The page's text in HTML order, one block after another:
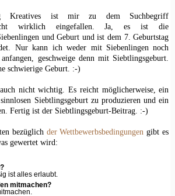
Kreatives ist mir zu dem Suchbegriff
nicht wirklich eingefallen. Ja, es ist die
und Geburt und ist dem 7. Geburtstag
Nur kann ich weder mit Siebenlingen noch
geschweige denn mit Siebtlingsgeburt.
schwierige Geburt. :-)
nicht wichtig. Es reicht möglicherweise, ein
Siebtlingsgeburt zu produzieren und ein
Fertig ist der Siebtlingsgeburt-Beitrag. :-)
bezüglich der Wettbewerbsbedingungen gibt es
gewertet wird:
ist alles erlaubt.
mitmachen?